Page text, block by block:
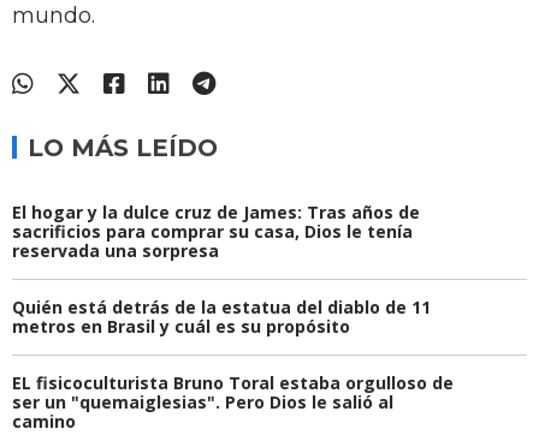
mundo.
LO MÁS LEÍDO
El hogar y la dulce cruz de James: Tras años de
sacrificios para comprar su casa, Dios le tenía
reservada una sorpresa
Quién está detrás de la estatua del diablo de 11
metros en Brasil y cuál es su propósito
EL fisicoculturista Bruno Toral estaba orgulloso de
ser un "quemaiglesias". Pero Dios le salió al
camino